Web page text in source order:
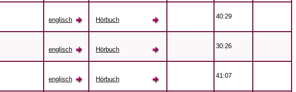
englisch Hörbuch 40:29
englisch Hörbuch 30:26
englisch Hörbuch 41:07